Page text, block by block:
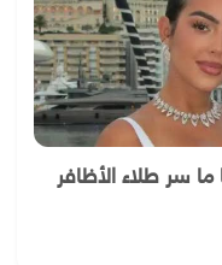
سر طلاء الأظافر